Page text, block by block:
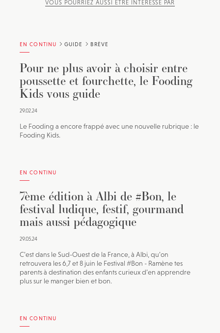
VOUS POURRIEZ AUSSI ÊTRE INTÉRESSÉ PAR
EN CONTINU GUIDE BRÈVE
Pour ne plus avoir à choisir entre
poussette et fourchette, le Fooding
Kids vous guide
29.02.24
Le Fooding a encore frappé avec une nouvelle rubrique : le
Fooding Kids.
EN CONTINU
7ème édition à Albi de #Bon, le
festival ludique, festif, gourmand
mais aussi pédagogique
29.05.24
C’est dans le Sud-Ouest de la France, à Albi, qu’on
retrouvera les 6,7 et 8 juin le Festival #Bon - Ramène tes
parents à destination des enfants curieux d’en apprendre
plus sur le manger bien et bon.
EN CONTINU